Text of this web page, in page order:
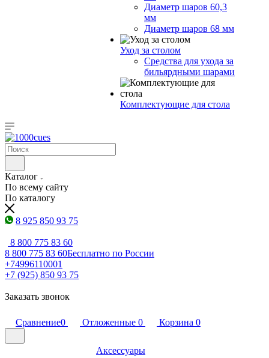
Диаметр шаров 60,3
мм
Диаметр шаров 68 мм
Уход за столом
Средства для ухода за
бильярдными шарами
Комплектующие для стола
Каталог
По всему сайту
По каталогу
8 925 850 93 75
8 800 775 83 60
8 800 775 83 60Бесплатно по России
+74996110001
+7 (925) 850 93 75
Заказать звонок
Сравнение0 Отложенные 0 Корзина 0
Аксессуары